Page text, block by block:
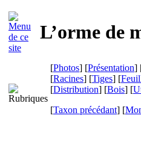
L’orme de
[Photos] [Présentation]
[Racines] [Tiges] [
[Distribution] [Bois] [
[Taxon précédant] [